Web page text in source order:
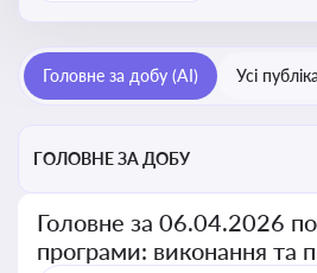
реалізації та знайти шляхи їх
Головне за добу (AI) Усі
ГОЛОВНЕ ЗА ДОБУ
Головне за 06.04.2026
програми: виконання та